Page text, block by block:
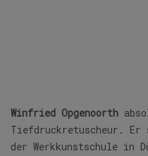
Winfried Opgenoorth
Tiefdruckretuscheur. Er
der Werkkunstschule in